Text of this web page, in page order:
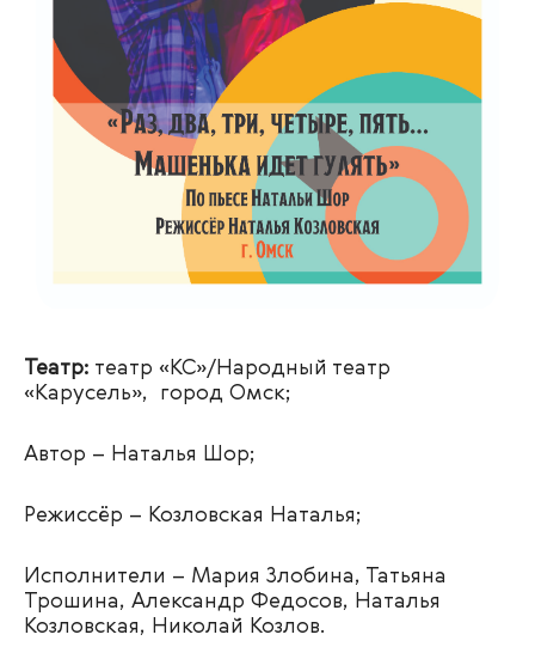
Театр: театр «КС»/Народный театр
«Карусель», город Омск;
Автор – Наталья Шор;
Режиссёр – Козловская Наталья;
Исполнители – Мария Злобина, Татьяна
Трошина, Александр Федосов, Наталья
Козловская, Николай Козлов.